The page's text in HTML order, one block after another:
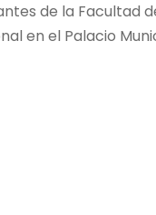
de la Facultad
en el Palacio